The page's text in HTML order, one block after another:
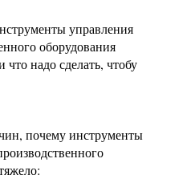
управления
оборудования
надо сделать, чтобу
почему инструменты